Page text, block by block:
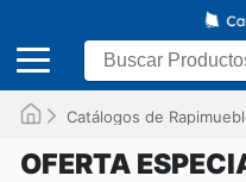
Catálogos de
OFERTA